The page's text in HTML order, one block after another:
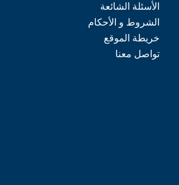
الأسئلة الشائعة
الشروط و الأحكام
خريطة الموقع
تواصل معنا